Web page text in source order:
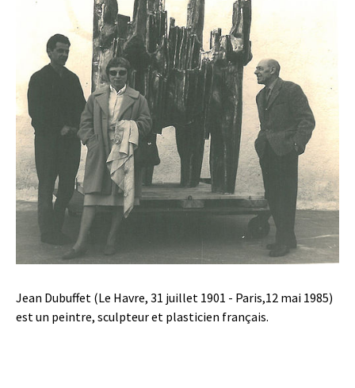
Jean Dubuffet (Le Havre, 31 juillet 1901 - Paris,12 mai 1985)
est un peintre, sculpteur et plasticien français.